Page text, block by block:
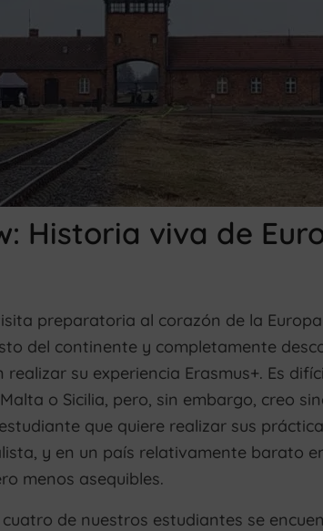
Historia viva de
preparatoria al corazón de la
del continente y completamente
su experiencia Erasmus+. Es
o Sicilia, pero, sin embargo, creo
que quiere realizar sus
y en un país relativamente barato
menos asequibles.
de nuestros estudiantes se